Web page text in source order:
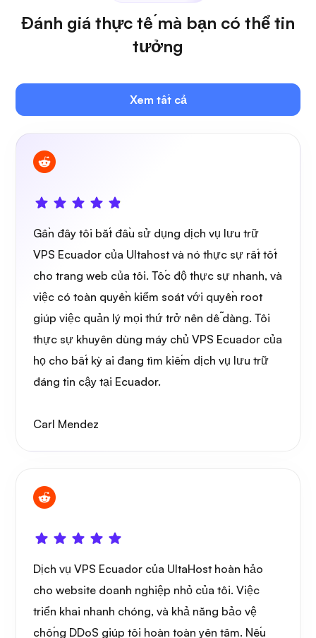
Sở hữu
Bảo vệ dây
Tia X
Playtube
Đánh giá thực tế mà bạn có thể tin
tưởng
Xem tất cả
Gần đây tôi bắt đầu sử dụng dịch vụ lưu trữ
VPS Ecuador của Ultahost và nó thực sự rất tốt
cho trang web của tôi. Tốc độ thực sự nhanh, và
việc có toàn quyền kiểm soát với quyền root
giúp việc quản lý mọi thứ trở nên dễ dàng. Tôi
thực sự khuyên dùng máy chủ VPS Ecuador của
họ cho bất kỳ ai đang tìm kiếm dịch vụ lưu trữ
đáng tin cậy tại Ecuador.
Carl Mendez
Dịch vụ VPS Ecuador của UltaHost hoàn hảo
cho website doanh nghiệp nhỏ của tôi. Việc
triển khai nhanh chóng, và khả năng bảo vệ
chống DDoS giúp tôi hoàn toàn yên tâm. Nếu